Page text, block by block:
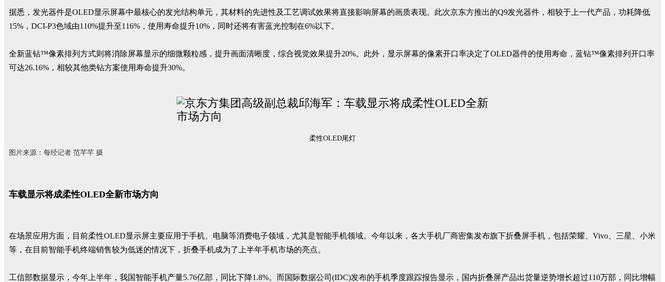
据悉，发光器件是OLED显示屏幕中最核心的发光结构单元，其材料的先进性及工艺调试效果将直接影响屏幕的画质表现。此次京东方推出的Q9发光器件，相较于上一代产品，功耗降低
15%，DCI-P3色域由110%提升至116%，使用寿命提升10%，同时还将有害蓝光控制在6%以下。
全新蓝钻™像素排列方式则将消除屏幕显示的细微颗粒感，提升画面清晰度，综合视觉效果提升20%。此外，显示屏幕的像素开口率决定了OLED器件的使用寿命，蓝钻™像素排列开口率
可达26.16%，相较其他类钻方案使用寿命提升30%。
柔性OLED尾灯
图片来源： 每经记者 范芊芊 摄
车载显示将成柔性OLED全新市场方向
在场景应用方面，目前柔性OLED显示屏主要应用于手机、电脑等消费电子领域，尤其是智能手机领域。今年以来，各大手机厂商密集发布旗下折叠屏手机，包括荣耀、Vivo、三星、小米
等，在目前智能手机终端销售较为低迷的情况下，折叠手机成为了上半年手机市场的亮点。
工信部数据显示，今年上半年，我国智能手机产量5.76亿部，同比下降1.8%。而国际数据公司(IDC)发布的手机季度跟踪报告显示，国内折叠屏产品出货量逆势增长超过110万部，同比增幅